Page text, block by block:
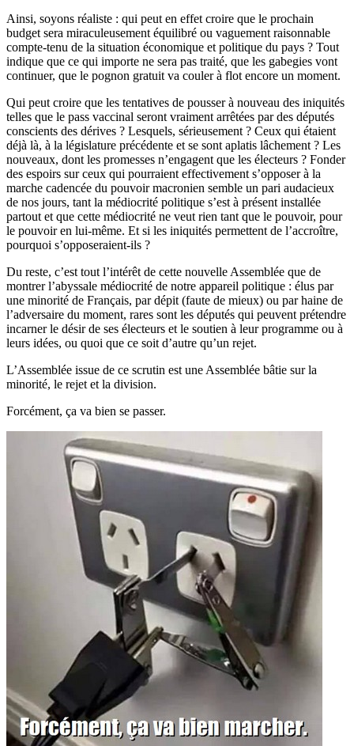
Ainsi, soyons réaliste : qui peut en effet croire que le prochain
budget sera miraculeusement équilibré ou vaguement raisonnable
compte-tenu de la situation économique et politique du pays ? Tout
indique que ce qui importe ne sera pas traité, que les gabegies vont
continuer, que le pognon gratuit va couler à flot encore un moment.
Qui peut croire que les tentatives de pousser à nouveau des iniquités
telles que le pass vaccinal seront vraiment arrêtées par des députés
conscients des dérives ? Lesquels, sérieusement ? Ceux qui étaient
déjà là, à la législature précédente et se sont aplatis lâchement ? Les
nouveaux, dont les promesses n’engagent que les électeurs ? Fonder
des espoirs sur ceux qui pourraient effectivement s’opposer à la
marche cadencée du pouvoir macronien semble un pari audacieux
de nos jours, tant la médiocrité politique s’est à présent installée
partout et que cette médiocrité ne veut rien tant que le pouvoir, pour
le pouvoir en lui-même. Et si les iniquités permettent de l’accroître,
pourquoi s’opposeraient-ils ?
Du reste, c’est tout l’intérêt de cette nouvelle Assemblée que de
montrer l’abyssale médiocrité de notre appareil politique : élus par
une minorité de Français, par dépit (faute de mieux) ou par haine de
l’adversaire du moment, rares sont les députés qui peuvent prétendre
incarner le désir de ses électeurs et le soutien à leur programme ou à
leurs idées, ou quoi que ce soit d’autre qu’un rejet.
L’Assemblée issue de ce scrutin est une Assemblée bâtie sur la
minorité, le rejet et la division.
Forcément, ça va bien se passer.